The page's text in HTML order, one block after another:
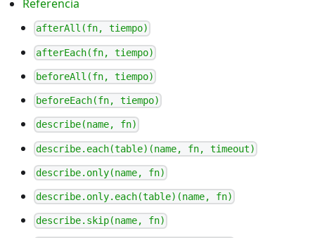
Referencia
afterAll(fn, tiempo)
afterEach(fn, tiempo)
beforeAll(fn, tiempo)
beforeEach(fn, tiempo)
describe(name, fn)
describe.each(table)(name, fn, timeout)
describe.only(name, fn)
describe.only.each(table)(name, fn)
describe.skip(name, fn)